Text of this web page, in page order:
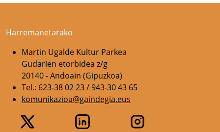
Harremanetarako
Martin Ugalde Kultur Parkea
Gudarien etorbidea z/g
20140 - Andoain (Gipuzkoa)
Tel.: 623-38 02 23 / 943-30 43 65
komunikazioa@gaindegia.eus